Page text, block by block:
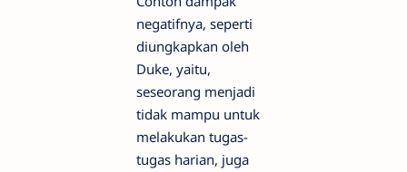
negatifnya, seperti
diungkapkan oleh
Duke, yaitu,
seseorang menjadi
tidak mampu untuk
melakukan tugas-
tugas harian, juga